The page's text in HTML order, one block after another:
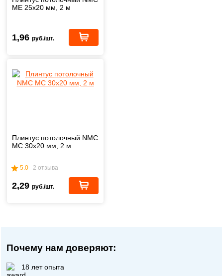
ME 25х20 мм, 2 м
1,96 руб./шт.
Плинтус потолочный NMC
MC 30х20 мм, 2 м
5.0 2 отзыва
2,29 руб./шт.
Почему нам доверяют:
18 лет опыта